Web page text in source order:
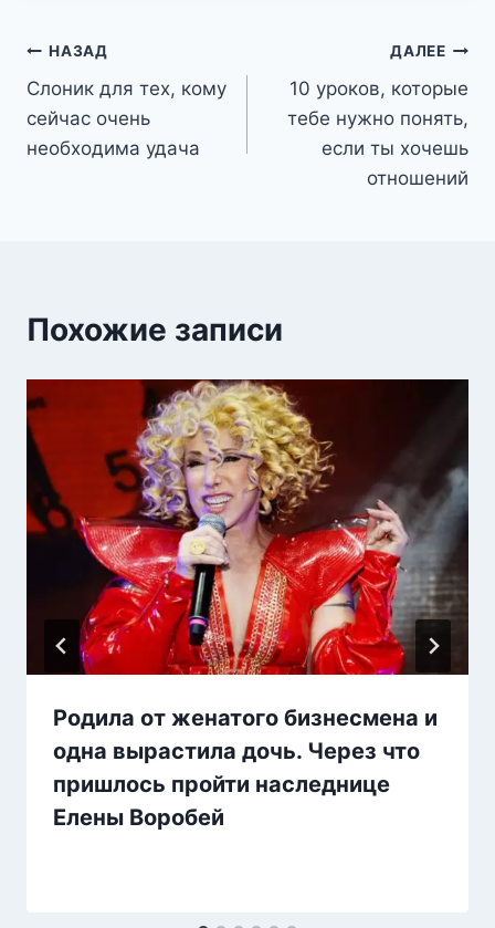
Навигация
по
записям
НАЗАД
Слоник для тех, кому
сейчас очень
необходима удача
ДАЛЕЕ
10 уроков, которые
тебе нужно понять,
если ты хочешь
отношений
Похожие записи
Родила от женатого бизнесмена и
одна вырастила дочь. Через что
пришлось пройти наследнице
Елены Воробей